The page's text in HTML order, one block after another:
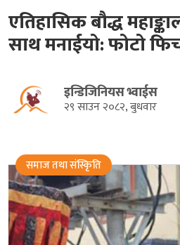
एतिहासिक बौद्ध
साथ मनाईयो: फोटो
इन्डिजिनियस भ्वाईस
२९ साउन २०८२, बुधवार
समाज तथा संस्किृति